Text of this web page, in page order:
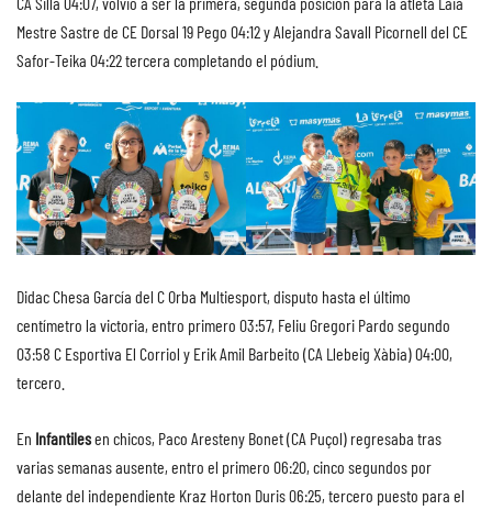
Mestre Sastre de CE Dorsal 19 Pego 04:12 y Alejandra Savall Picornell del CE
Safor-Teika 04:22 tercera completando el pódium.
Didac Chesa García del C Orba Multiesport, disputo hasta el último
centímetro la victoria, entro primero 03:57, Feliu Gregori Pardo segundo
03:58 C Esportiva El Corriol y Erik Amil Barbeito (CA Llebeig Xàbia) 04:00,
tercero.
En Infantilesen chicos, Paco Aresteny Bonet (CA Puçol) regresaba tras
varias semanas ausente, entro el primero 06:20, cinco segundos por
delante del independiente Kraz Horton Duris 06:25, tercero puesto para el